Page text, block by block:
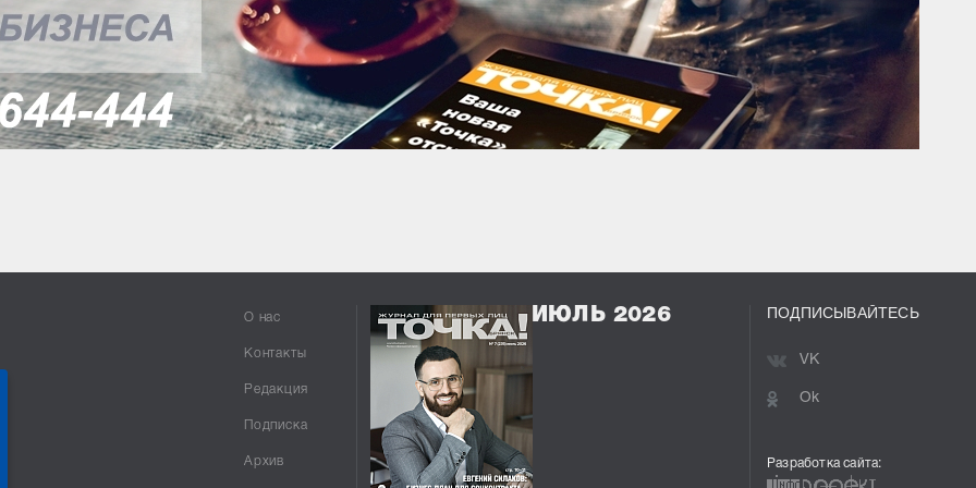
О нас
Контакты
Редакция
Подписка
Архив
ИЮЛЬ 2026 ПОДПИСЫВАЙТЕСЬ
VK
Ok
Разработка сайта: